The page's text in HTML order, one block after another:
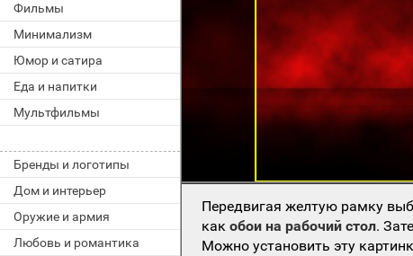
Фильмы
Минимализм
Юмор и сатира
Еда и напитки
Мультфильмы
Бренды и логотипы
Дом и интерьер
Оружие и армия
Любовь и романтика
Передвигая желтую рамку
какобои на рабочий стол.
Можно установить эту